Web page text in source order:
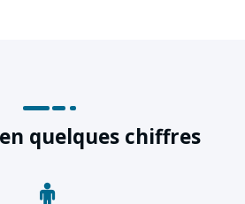
quelques chiffres